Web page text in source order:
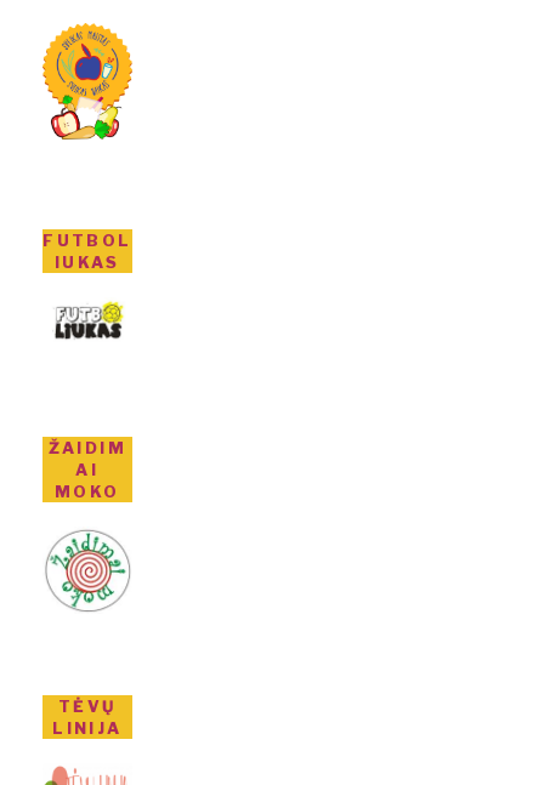
FUTBOL
IUKAS
ŽAIDIM
AI
MOKO
TĖVŲ
LINIJA